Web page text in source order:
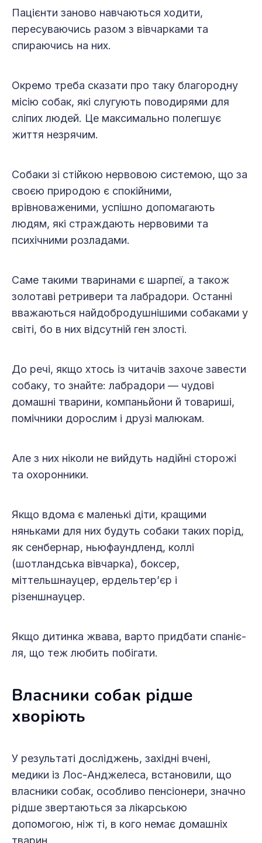
Пацієнти заново навчаються ходити,
пересуваючись разом з вівчарками та
спираючись на них.
Окремо треба сказати про таку благородну
місію собак, які слугують поводирями для
сліпих людей. Це максимально полегшує
життя незрячим.
Собаки зі стійкою нервовою системою, що за
своєю природою є спокійними,
врівноваженими, ус­піш­но допомагають
людям, які страждають нервовими та
психічними розладами.
Саме такими тваринами є шарпеї, а також
золотаві ретривери та лабрадори. Останні
вважаються най­добродушнішими собаками у
світі, бо в них відсутній ген злості.
До речі, якщо хтось із читачів захоче завести
собаку, то знайте: лабрадори — чудові
домашні тварини, компаньйони й товариші,
помічники дорослим і друзі малюкам.
Але з них ніколи не вийдуть надійні сторожі
та охоронники.
Якщо вдома є маленькі діти, кращими
няньками для них будуть собаки таких порід,
як сенбернар, ньюфаундленд, коллі
(шотландська вівчарка), боксер,
міттельшнауцер, ердель­тер’єр і
різеншнауцер.
Якщо дитинка жвава, варто придбати спаніє­
ля, що теж любить побігати.
Власники собак рідше
хворіють
У результаті досліджень, західні вче­ні,
медики із Лос-Анджелеса, встановили, що
власники собак, особливо пенсіонери, значно
рідше звертаються за лікарською
допомогою, ніж ті, в кого немає домашніх
тварин.